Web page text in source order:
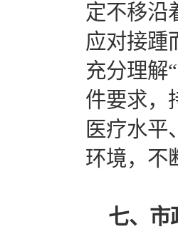
定不移沿
应对接踵
充分理解
件要求，
医疗水平
环境，不
七、市